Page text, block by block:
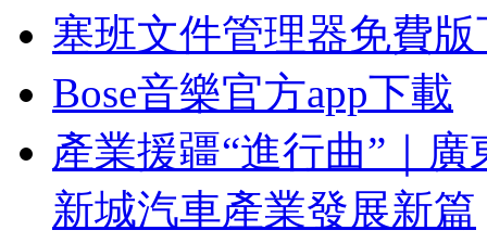
塞班文件管理器免費版
Bose音樂官方app下載
產業援疆“進行曲”｜
新城汽車產業發展新篇